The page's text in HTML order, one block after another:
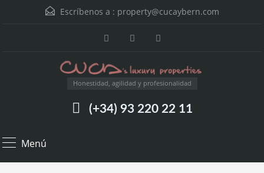
Escríbenos a : property@cucaybern.com
Honestidad, agilidad y profesionalidad
(+34) 93 220 22 11
Menú